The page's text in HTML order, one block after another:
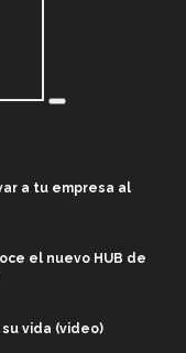
a tu empresa al
el nuevo HUB de
vida (video)